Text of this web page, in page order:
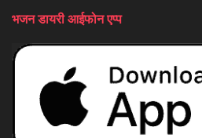
भजन डायरी आईफोन एप्प